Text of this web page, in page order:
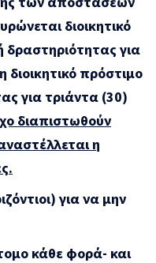
διοικητικό
για
πρόστιμο
για τριάντα (30)
διαπιστωθούν
η
για να μην
κάθε φορά- και